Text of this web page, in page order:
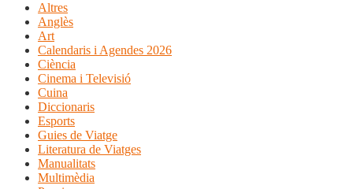
Altres
Anglès
Art
Calendaris i Agendes 2026
Ciència
Cinema i Televisió
Cuina
Diccionaris
Esports
Guies de Viatge
Literatura de Viatges
Manualitats
Multimèdia